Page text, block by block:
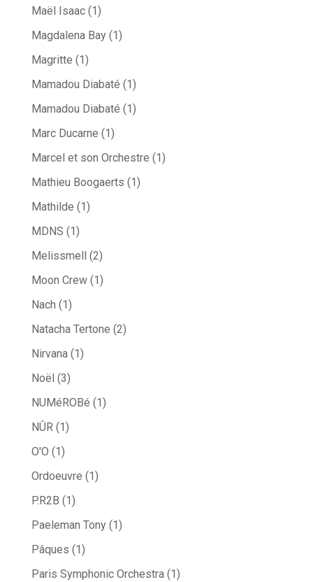
Maël Isaac(1)
Magdalena Bay(1)
Magritte (1)
Mamadou Diabaté (1)
Mamadou Diabaté (1)
Marc Ducarne (1)
Marcel et son Orchestre (1)
Mathieu Boogaerts (1)
Mathilde (1)
MDNS (1)
Melissmell
(2)
Moon Crew(1)
Nach (1)
Natacha Tertone (2)
Nirvana(1)
Noël (3)
NUMéROBé (1)
NÛR(1)
O'O (1)
Ordoeuvre (1)
P.R2B (1)
Paeleman Tony(1)
Pâques (1)
Paris Symphonic Orchestra(1)